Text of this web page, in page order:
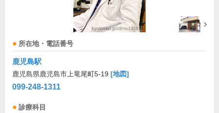
所在地・電話番号
鹿児島駅
鹿児島県鹿児島市上竜尾町5-19 [地図]
099-248-1311
診療科目